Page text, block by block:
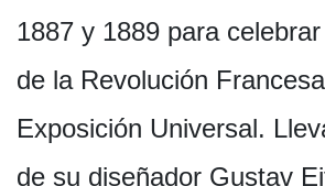
1887 y 1889 para
de la Revolución
Exposición Universal.
de su diseñador Gustav